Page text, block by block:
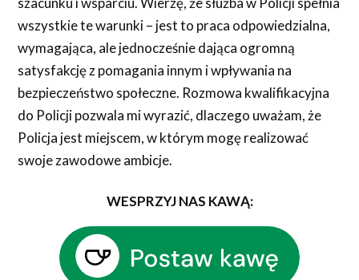
wszystkie te warunki – jest to praca odpowiedzialna,
wymagająca, ale jednocześnie dająca ogromną
satysfakcję z pomagania innym i wpływania na
bezpieczeństwo społeczne. Rozmowa kwalifikacyjna
do Policji pozwala mi wyrazić, dlaczego uważam, że
Policja jest miejscem, w którym mogę realizować
swoje zawodowe ambicje.
WESPRZYJ NAS KAWĄ: